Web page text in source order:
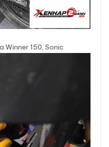
Winner 150, Sonic